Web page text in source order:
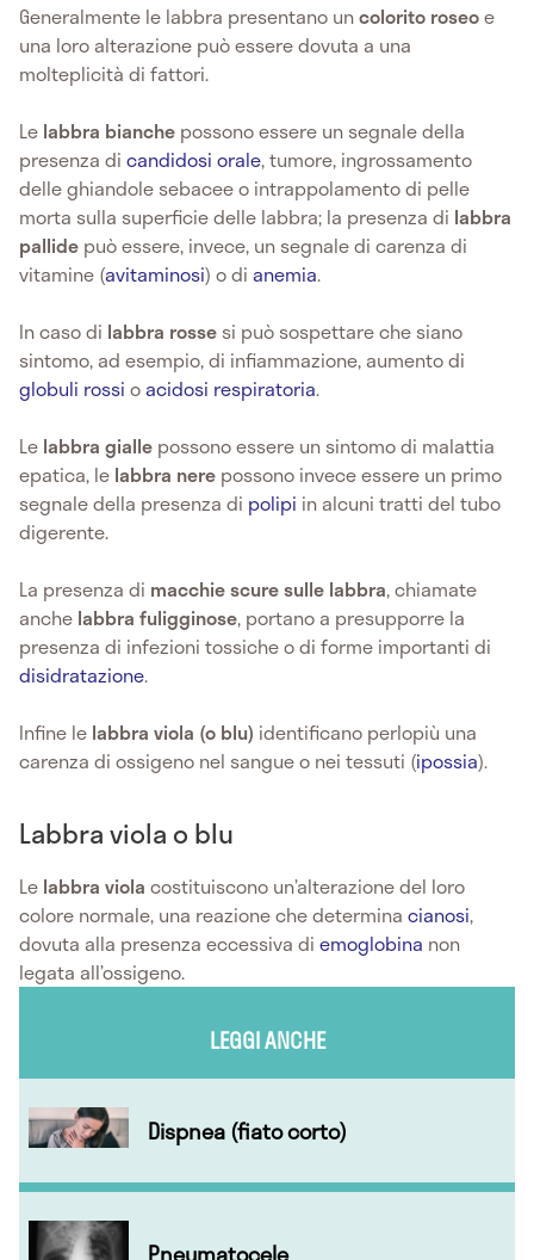
Generalmente le labbra presentano uncolorito roseoe
una loro alterazione può essere dovuta a una
molteplicità di fattori.
Le labbra bianche possono essere un segnale della
presenza di candidosi orale, tumore, ingrossamento
delle ghiandole sebacee o intrappolamento di pelle
morta sulla superficie delle labbra; la presenza di labbra
pallide può essere, invece, un segnale di carenza di
vitamine (avitaminosi) o di anemia.
In caso di labbra rosse si può sospettare che siano
sintomo, ad esempio, di infiammazione, aumento di
globuli rossi oacidosi respiratoria.
Le labbra gialle possono essere un sintomo di malattia
epatica, le labbra nere possono invece essere un primo
segnale della presenza di polipi in alcuni tratti del tubo
digerente.
La presenza di macchie scure sulle labbra, chiamate
anche labbra fuligginose, portano a presupporre la
presenza di infezioni tossiche o di forme importanti di
disidratazione.
Infine le labbra viola (o blu) identificano perlopiù una
carenza di ossigeno nel sangue o nei tessuti (ipossia).
Labbra viola o blu
Le labbra viola costituiscono un’alterazione del loro
colore normale, una reazione che determina cianosi,
dovuta alla presenza eccessiva di emoglobina non
legata all’ossigeno.
LEGGI ANCHE
Dispnea (fiato corto)